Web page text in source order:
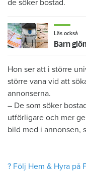
de söker bostad.
Läs också
Hon ser att i större
större vana vid att
annonserna.
– De som söker
utförligare och mer
bild med i annonsen,
? Följ Hem & Hyra på